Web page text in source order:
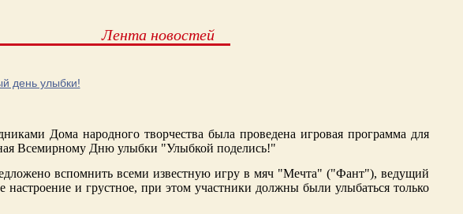
Лента новостей
день улыбки!
Дома народного творчества была проведена игровая программа для
Всемирному Дню улыбки "Улыбкой поделись!"
вспомнить всеми известную игру в мяч "Мечта" ("Фант"), ведущий
настроение и грустное, при этом участники должны были улыбаться только